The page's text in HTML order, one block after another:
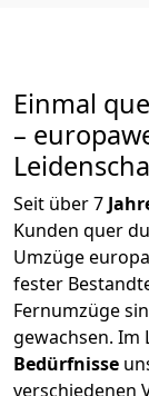
Einmal
–
Seit über7
Kunden quer
Umzüge
fester
Fernumzüge
gewachsen. Im
Bedürfnisse
verschiedenen